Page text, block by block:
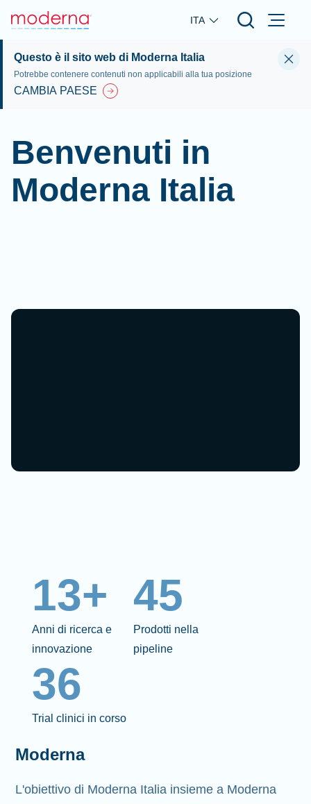
Skip to main content
ITA
Questo è il sito web di Moderna Italia
Potrebbe contenere contenuti non applicabili alla tua posizione
CAMBIA PAESE
Benvenuti in
Moderna Italia
13+
Anni di ricerca e
innovazione
45
Prodotti nella
pipeline
36
Trial clinici in corso
Moderna
L'obiettivo di Moderna Italia insieme a Moderna